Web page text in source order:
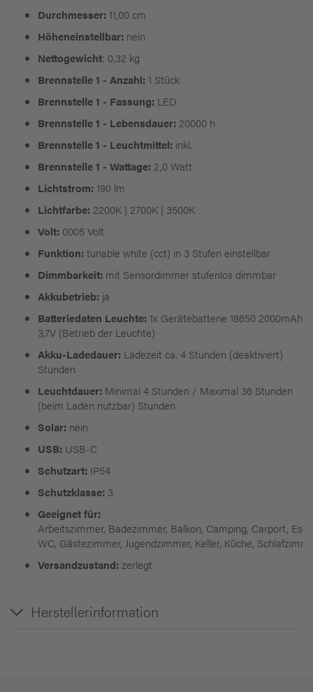
Durchmesser: 11,00 cm
Höheneinstellbar: nein
Nettogewicht: 0,32 kg
Brennstelle 1 - Anzahl: 1 Stück
Brennstelle 1 - Fassung: LED
Brennstelle 1 - Lebensdauer: 20000 h
Brennstelle 1 - Leuchtmittel: inkl.
Brennstelle 1 - Wattage: 2,0 Watt
Lichtstrom: 190 lm
Lichtfarbe: 2200K | 2700K | 3500K
Volt: 0005 Volt
Funktion: tunable white (cct) in 3 Stufen einstellbar
Dimmbarkeit: mit Sensordimmer stufenlos dimmbar
Akkubetrieb: ja
Batteriedaten Leuchte: 1x Gerätebatterie 18650 2000mAh
3,7V (Betrieb der Leuchte)
Akku-Ladedauer: Ladezeit ca. 4 Stunden (deaktiviert)
Stunden
Leuchtdauer: Minimal 4 Stunden / Maximal 36 Stunden
(beim Laden nutzbar) Stunden
Solar: nein
USB: USB-C
Schutzart: IP54
Schutzklasse: 3
Geeignet für:
Arbeitszimmer, Badezimmer, Balkon, Camping, Carport,
WC, Gästezimmer, Jugendzimmer, Keller, Küche,
Versandzustand: zerlegt
Herstellerinformation